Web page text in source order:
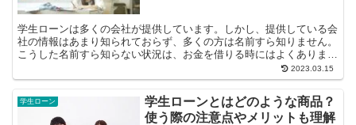
学生ローンは多くの会社が提供しています。しかし、提供している会
社の情報はあまり知られておらず、多くの方は名前すら知りません。
こうした名前すら知らない状況は、お金を借りる時にはよくありませ
2023.03.15
学生ローン
学生ローンとはどのような商品？
使う際の注意点やメリットも理解